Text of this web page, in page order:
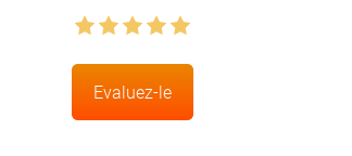
Evaluez-le